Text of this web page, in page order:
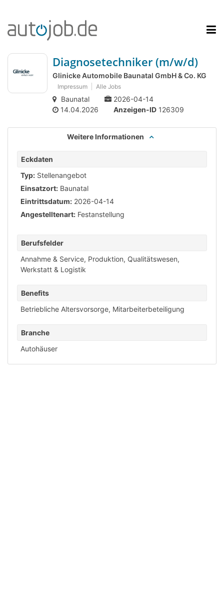
Diagnosetechniker (m/w/d)
Glinicke Automobile Baunatal GmbH & Co. KG
Impressum Alle Jobs
Baunatal
2026-04-14
14.04.2026
Anzeigen-ID 126309
Weitere Informationen
Eckdaten
Typ: Stellenangebot
Einsatzort: Baunatal
Eintrittsdatum: 2026-04-14
Angestelltenart: Festanstellung
Berufsfelder
Annahme & Service, Produktion, Qualitätswesen,
Werkstatt & Logistik
Benefits
Betriebliche Altersvorsorge, Mitarbeiterbeteiligung
Branche
Autohäuser